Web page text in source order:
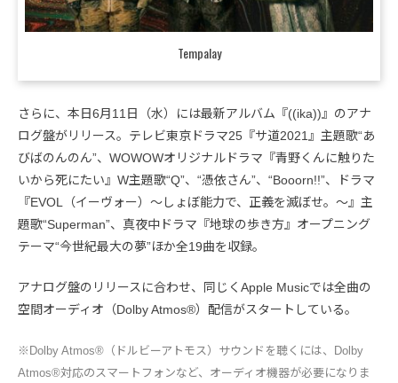
Tempalay
さらに、本日6月11日（水）には最新アルバム『((ika))』のアナ
ログ盤がリリース。テレビ東京ドラマ25『サ道2021』主題歌“あ
びばのんのん”、WOWOWオリジナルドラマ『青野くんに触りた
いから死にたい』W主題歌“Q”、“憑依さん”、“Booorn!!”、ドラマ
『EVOL（イーヴォー）～しょぼ能力で、正義を滅ぼせ。～』主
題歌“Superman”、真夜中ドラマ『地球の歩き方』オープニング
テーマ“今世紀最大の夢”ほか全19曲を収録。
アナログ盤のリリースに合わせ、同じくApple Musicでは全曲の
空間オーディオ（Dolby Atmos®）配信がスタートしている。
※Dolby Atmos®（ドルビーアトモス）サウンドを聴くには、Dolby
Atmos®対応のスマートフォンなど、オーディオ機器が必要になりま